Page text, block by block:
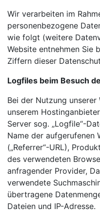
Wir verarbeiten im
personenbezogene
wie folgt (weitere
Website entnehmen Sie
Ziffern dieser
Logfiles beim Besuch
Bei der Nutzung
unserem
Server sog. „Logfile“-
Name der aufgerufenen
(„Referrer“-URL),
des verwendeten
anfragender Provider,
verwendete
übertragene
Dateien und IP-Adresse.